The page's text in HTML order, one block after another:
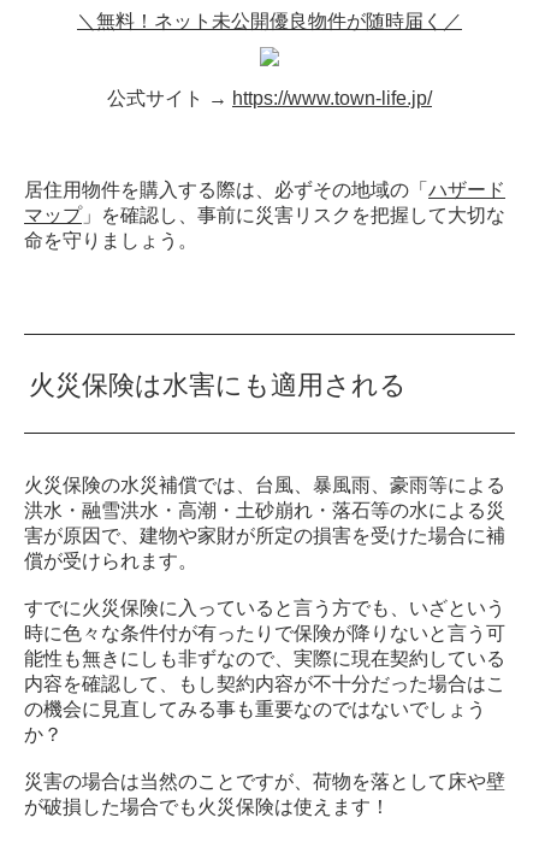
＼無料！ネット未公開優良物件が随時届く／
公式サイト → https://www.town-life.jp/
居住用物件を購入する際は、必ずその地域の「 ハザード
マップ」を確認し、事前に災害リスクを把握して大切な
命を守りましょう。
火災保険は水害にも適用される
火災保険の水災補償では、台風、暴風雨、豪雨等による
洪水・融雪洪水・高潮・土砂崩れ・落石等の水による災
害が原因で、建物や家財が所定の損害を受けた場合に補
償が受けられます。
すでに火災保険に入っていると言う方でも、いざという
時に色々な条件付が有ったりで保険が降りないと言う可
能性も無きにしも非ずなので、実際に現在契約している
内容を確認して、もし契約内容が不十分だった場合はこ
の機会に見直してみる事も重要なのではないでしょう
か？
災害の場合は当然のことですが、荷物を落として床や壁
が破損した場合でも火災保険は使えます！